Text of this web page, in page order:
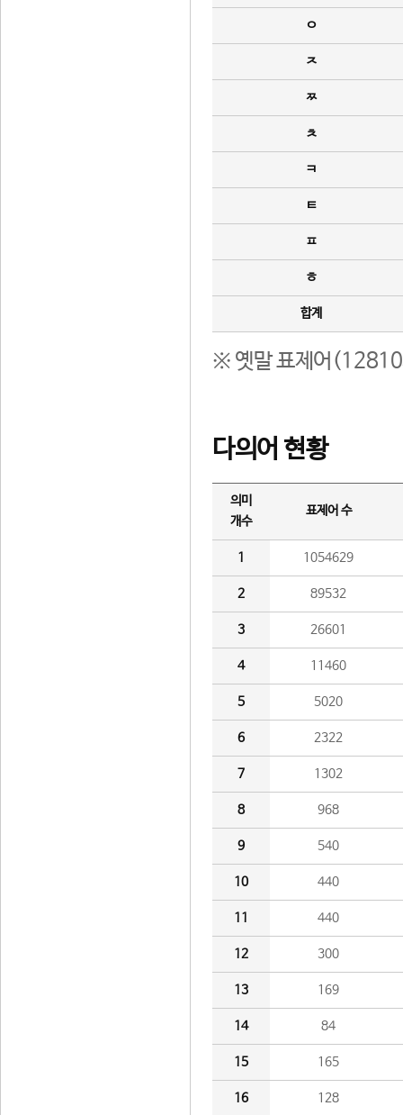
ㅇ
ㅈ
ㅉ
ㅊ
ㅋ
ㅌ
ㅍ
ㅎ
합계
※ 옛말 표제어(12810
다의어 현황
의미
개수
표제어 수
1 1054629
2 89532
3 26601
4 11460
5 5020
6 2322
7 1302
8 968
9 540
10 440
11 440
12 300
13 169
14 84
15 165
16 128